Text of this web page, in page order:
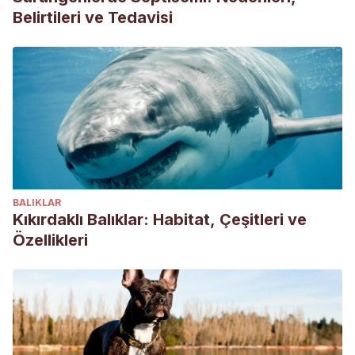
Belirtileri ve Tedavisi
BALIKLAR
Kıkırdaklı Balıklar: Habitat, Çeşitleri ve
Özellikleri